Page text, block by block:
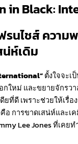
in Black:
รนไชส์ ความ
ห์เดิม
ตั้งใจจะเ
กใหม่ และขยายจักรว
ยที่ดี เพราะช่วยให้เรื่อ
อ การขาดเสน่ห์และเ
Lee Jones ที่เคย